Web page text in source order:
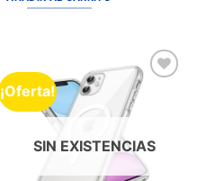
¡Oferta!
SIN EXISTENCIAS